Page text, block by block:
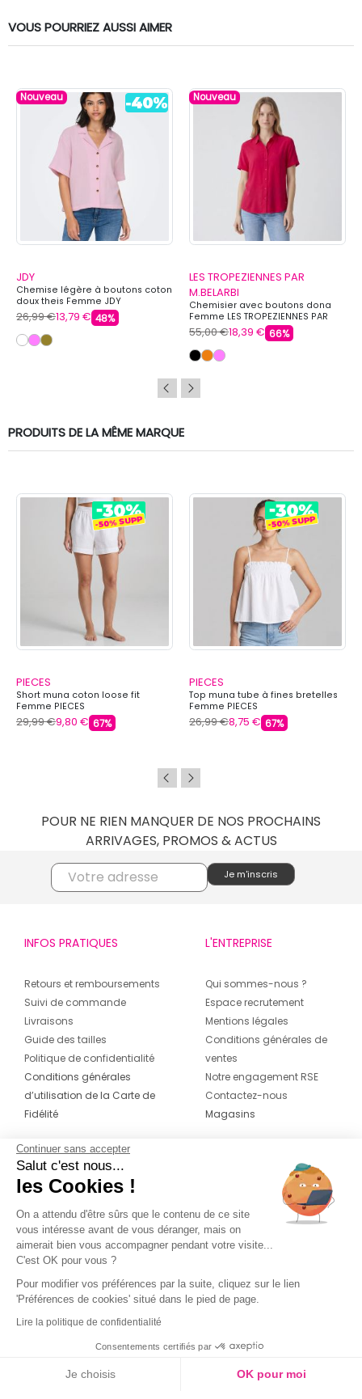
VOUS POURRIEZ AUSSI AIMER
Nouveau
JDY
Chemise légère à boutons coton
doux theis Femme JDY
26,99 €13,79 € 48%
Nouveau
LES TROPEZIENNES PAR
M.BELARBI
Chemisier avec boutons dona
Femme LES TROPEZIENNES PAR
M.BELARBI
55,00 €18,39 € 66%
PRODUITS DE LA MÊME MARQUE
PIECES
Short muna coton loose fit
Femme PIECES
29,99 €9,80 € 67%
PIECES
Top muna tube à fines bretelles
Femme PIECES
26,99 €8,75 € 67%
POUR NE RIEN MANQUER DE NOS PROCHAINS
ARRIVAGES, PROMOS & ACTUS
INFOS PRATIQUES
Retours et remboursements
Suivi de commande
Livraisons
Guide des tailles
Politique de confidentialité
Conditions générales
d’utilisation de la Carte de
Fidélité
L'ENTREPRISE
Qui sommes-nous ?
Espace recrutement
Mentions légales
Conditions générales de
ventes
Notre engagement RSE
Contactez-nous
Magasins
CONTACT
04 42 20 78 42
Du lundi au jeudi de 8h30 à 16h30 & le
vendredi de 8h30 à 15h30
Continuer sans accepter
Salut c'est nous...
les Cookies !
On a attendu d'être sûrs que le contenu de ce site
vous intéresse avant de vous déranger, mais on
aimerait bien vous accompagner pendant votre visite...
C'est OK pour vous ?
Pour modifier vos préférences par la suite, cliquez sur le lien
'Préférences de cookies' situé dans le pied de page.
Lire la politique de confidentialité
Consentements certifiés par
Je choisis OK pour moi